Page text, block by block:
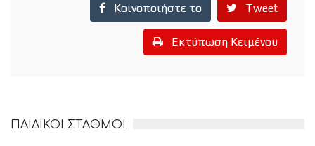
Κοινοποιήστε το Tweet
Εκτύπωση Κειμένου
ΠΑΙΔΙΚΟΊ ΣΤΑΘΜΟΊ